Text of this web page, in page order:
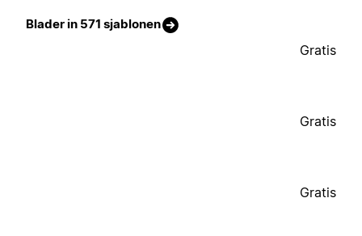
Blader in 571 sjablonen
Gratis
Gratis
Gratis